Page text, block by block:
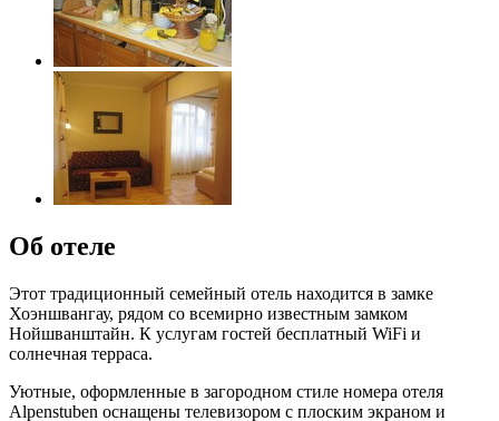
Об отеле
Этот традиционный семейный отель находится в замке
Хоэншвангау, рядом со всемирно известным замком
Нойшванштайн. К услугам гостей бесплатный WiFi и
солнечная терраса.
Уютные, оформленные в загородном стиле номера отеля
Alpenstuben оснащены телевизором с плоским экраном и